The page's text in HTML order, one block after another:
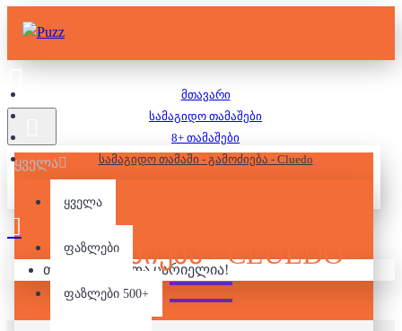
ყველა
ყველა
ფაზლები
ფაზლები 500+
თქვენი კალათა ცარიელია!
მთავარი
სამაგიდო თამაშები
8+ თამაშები
სამაგიდო თამაში - გამოძიება - Cluedo
ᲡᲐᲛᲐᲒᲘᲓᲝ ᲗᲐᲛᲐᲨᲘ -
ᲒᲐᲛᲝᲫᲘᲔᲑᲐ - CLUEDO